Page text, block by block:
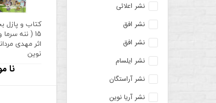
نشر اعلائی
نشر افق
نشر افق
نشر ایلسام
نشر آراستگان
نشر آریا نوین
کتاب و پازل
15 ( ننه
اثر مهدی
نوین
نا